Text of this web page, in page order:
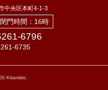
中央区本町4-1-3
門時間：16時
6796
6735
Kitamido.